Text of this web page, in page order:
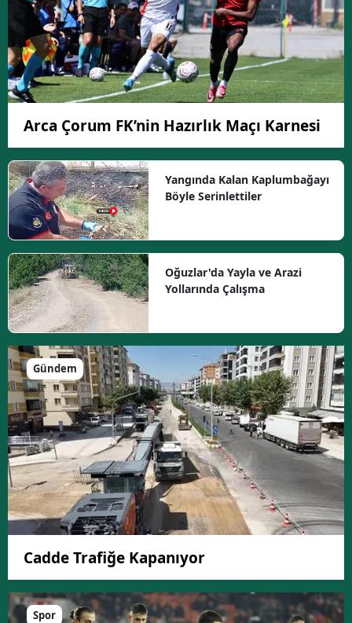
Arca Çorum FK’nin Hazırlık Maçı Karnesi
Yangında Kalan Kaplumbağayı
Böyle Serinlettiler
Oğuzlar'da Yayla ve Arazi
Yollarında Çalışma
Gündem
Cadde Trafiğe Kapanıyor
Spor